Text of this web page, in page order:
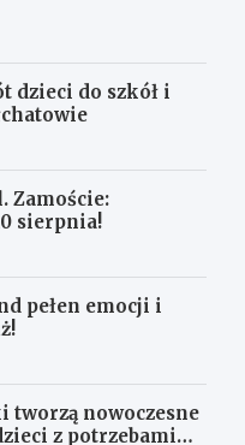
dzieci do szkół i
Zamoście:
sierpnia!
pełen emocji i
nowoczesne
z potrzebami